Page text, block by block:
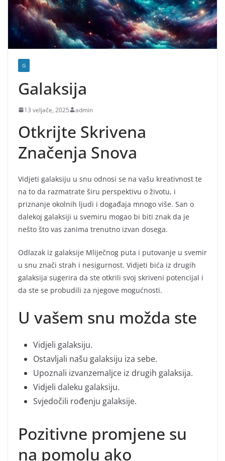
G
Galaksija
13 veljače, 2025 admin
Otkrijte Skrivena
Značenja Snova
Vidjeti galaksiju u snu odnosi se na vašu kreativnost te
na to da razmatrate širu perspektivu o životu, i
priznanje okolnih ljudi i događaja mnogo više. San o
dalekoj galaksiji u svemiru mogao bi biti znak da je
nešto što vas zanima trenutno izvan dosega.
Odlazak iz galaksije Mliječnog puta i putovanje u svemir
u snu znači strah i nesigurnost. Vidjeti bića iz drugih
galaksija sugerira da ste otkrili svoj skriveni potencijal i
da ste se probudili za njegove mogućnosti.
U vašem snu možda ste
Vidjeli galaksiju.
Ostavljali našu galaksiju iza sebe.
Upoznali izvanzemaljce iz drugih galaksija.
Vidjeli daleku galaksiju.
Svjedočili rođenju galaksije.
Pozitivne promjene su
na pomolu ako